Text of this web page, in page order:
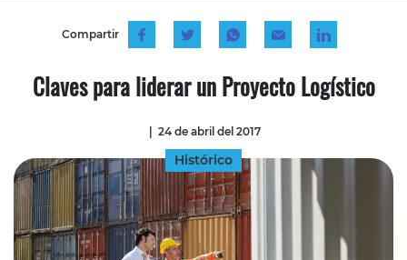
Compartir
Claves para liderar un Proyecto Logístico
| 24 de abril del 2017
Histórico